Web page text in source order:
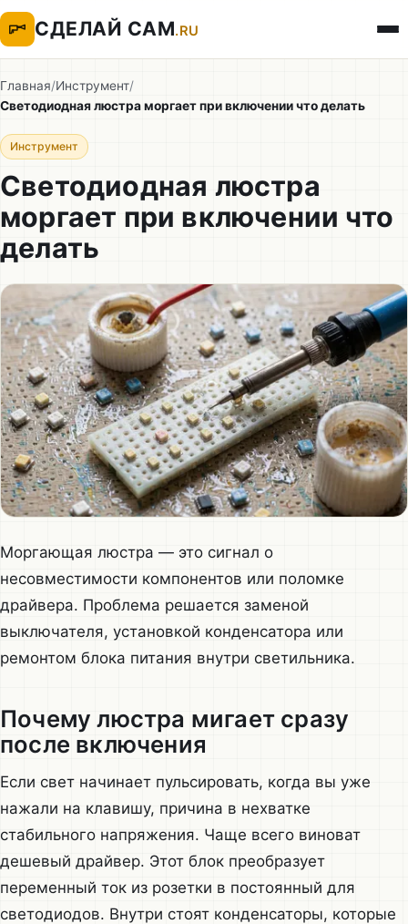
СДЕЛАЙ САМ.RU
Главная/Инструмент/
Светодиодная люстра моргает при включении что делать
Инструмент
Светодиодная люстра
моргает при включении что
делать
Моргающая люстра — это сигнал о
несовместимости компонентов или поломке
драйвера. Проблема решается заменой
выключателя, установкой конденсатора или
ремонтом блока питания внутри светильника.
Почему люстра мигает сразу
после включения
Если свет начинает пульсировать, когда вы уже
нажали на клавишу, причина в нехватке
стабильного напряжения. Чаще всего виноват
дешевый драйвер. Этот блок преобразует
переменный ток из розетки в постоянный для
светодиодов. Внутри стоят конденсаторы, которые